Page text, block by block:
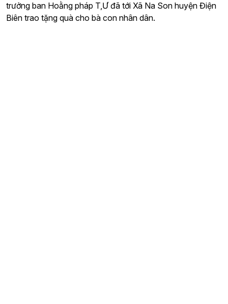
trưởng ban Hoằng pháp T,Ư đã tới Xã Na Son huyện Điện
Biên trao tặng quà cho bà con nhân dân.